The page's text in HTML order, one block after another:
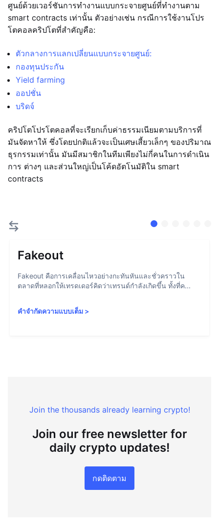
ศูนย์ด้วยเวอร์ชันการทำงานแบบกระจายศูนย์ที่ทำงานตาม
smart contracts เท่านั้น ตัวอย่างเช่น กรณีการใช้งานโปร
โตคอลคริปโตที่สำคัญคือ:
ตัวกลางการแลกเปลี่ยนแบบกระจายศูนย์:
กองทุนประกัน
Yield farming
ออปชั่น
บริดจ์
คริปโตโปรโตคอลที่จะเรียกเก็บค่าธรรมเนียมตามบริการที่
มันจัดหาให้ ซึ่งโดยปกติแล้วจะเป็นเศษเสี้ยวเล็กๆ ของปริมาณ
ธุรกรรมเท่านั้น มันมีสมาชิกในทีมเพียงไม่กี่คนในการดำเนิน
การ ต่างๆ และส่วนใหญ่เป็นโค้ดอัตโนมัติใน smart
contracts
Fakeout
Fakeout คือการเคลื่อนไหวอย่างกะทันหันและชั่วคราวใน
ตลาดที่หลอกให้เทรดเดอร์คิดว่าเทรนด์กำลังเกิดขึ้น ทั้งที่ค...
คำจำกัดความแบบเต็ม >
Join the thousands already learning crypto!
Join our free newsletter for
daily crypto updates!
กดติดตาม